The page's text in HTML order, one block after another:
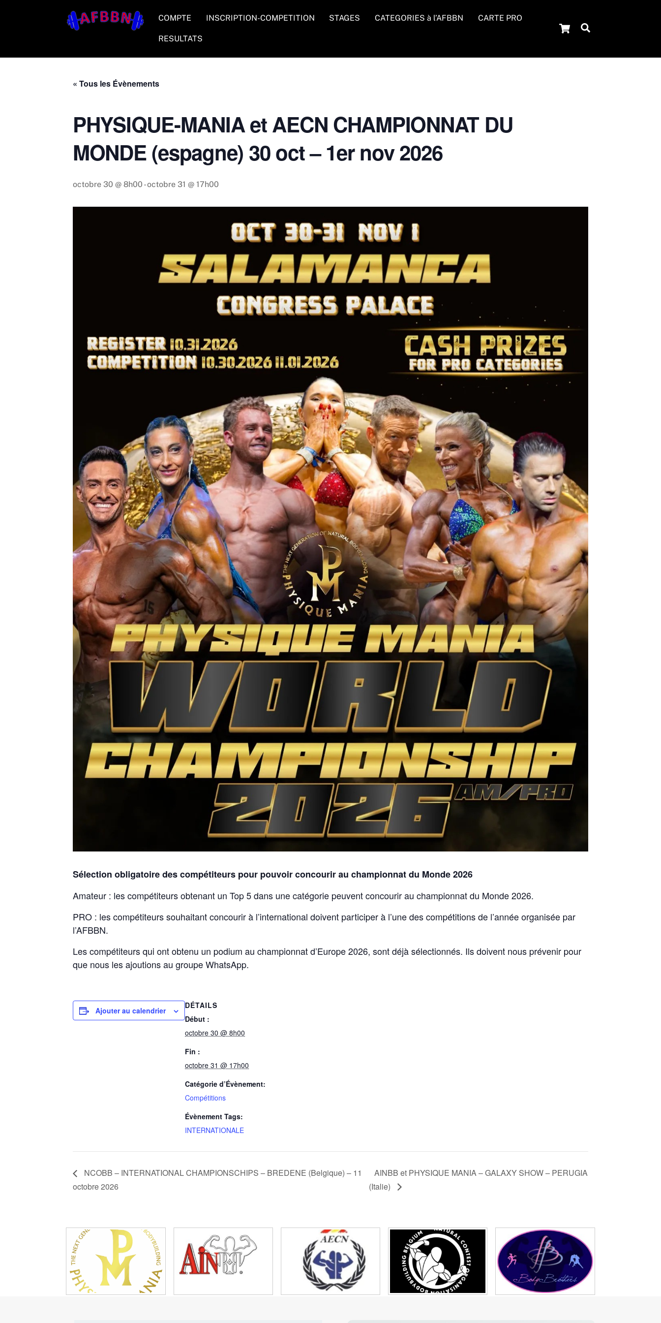
Cart
COMPTE INSCRIPTION-COMPETITION STAGES CATEGORIES à l’AFBBN CARTE PRO
RESULTATS
« Tous les Évènements
PHYSIQUE-MANIA et AECN CHAMPIONNAT DU
MONDE (espagne) 30 oct – 1er nov 2026
octobre 30 @ 8h00 -octobre 31 @ 17h00
Sélection obligatoire des compétiteurs pour pouvoir concourir au championnat du Monde 2026
Amateur : les compétiteurs obtenant un Top 5 dans une catégorie peuvent concourir au championnat du Monde 2026.
PRO : les compétiteurs souhaitant concourir à l’international doivent participer à l’une des compétitions de l’année organisée par
l’AFBBN.
Les compétiteurs qui ont obtenu un podium au championnat d’Europe 2026, sont déjà sélectionnés. Ils doivent nous prévenir pour
que nous les ajoutions au groupe WhatsApp.
Ajouter au calendrier
DÉTAILS
Début :
octobre 30 @ 8h00
Fin :
octobre 31 @ 17h00
Catégorie d’Évènement:
Compétitions
Évènement Tags:
INTERNATIONALE
NCOBB – INTERNATIONAL CHAMPIONSCHIPS – BREDENE (Belgique) – 11
octobre 2026
AINBB et PHYSIQUE MANIA – GALAXY SHOW – PERUGIA
(Italie)